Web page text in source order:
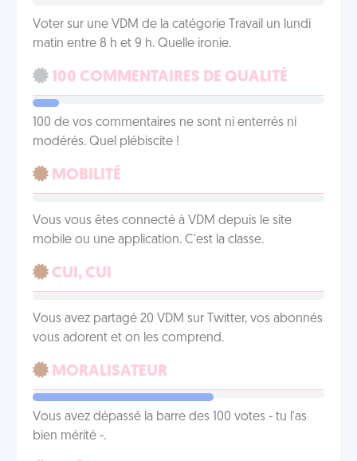
Voter sur une VDM de la catégorie Travail un lundi
matin entre 8 h et 9 h. Quelle ironie.
100 COMMENTAIRES DE QUALITÉ
100 de vos commentaires ne sont ni enterrés ni
modérés. Quel plébiscite !
MOBILITÉ
Vous vous êtes connecté à VDM depuis le site
mobile ou une application. C'est la classe.
CUI, CUI
Vous avez partagé 20 VDM sur Twitter, vos abonnés
vous adorent et on les comprend.
MORALISATEUR
Vous avez dépassé la barre des 100 votes - tu l'as
bien mérité -.